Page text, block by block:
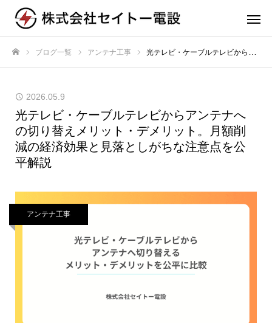
ブログ一覧 アンテナ工事 光テレビ・ケーブルテレビからアンテナへの切り替えメリット・デメリット。月額削減の経済効果と見落としがちな注意点を公平解説
2026.05.9
光テレビ・ケーブルテレビからアンテナへ
の切り替えメリット・デメリット。月額削
減の経済効果と見落としがちな注意点を公
平解説
アンテナ工事